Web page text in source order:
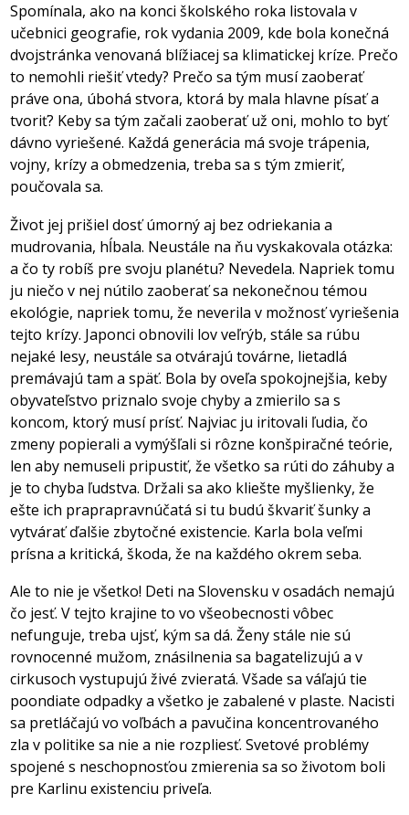
Spomínala, ako na konci školského roka listovala v
učebnici geografie, rok vydania 2009, kde bola konečná
dvojstránka venovaná blížiacej sa klimatickej kríze. Prečo
to nemohli riešiť vtedy? Prečo sa tým musí zaoberať
práve ona, úbohá stvora, ktorá by mala hlavne písať a
tvoriť? Keby sa tým začali zaoberať už oni, mohlo to byť
dávno vyriešené. Každá generácia má svoje trápenia,
vojny, krízy a obmedzenia, treba sa s tým zmieriť,
poučovala sa.
Život jej prišiel dosť úmorný aj bez odriekania a
mudrovania, hĺbala. Neustále na ňu vyskakovala otázka:
a čo ty robíš pre svoju planétu? Nevedela. Napriek tomu
ju niečo v nej nútilo zaoberať sa nekonečnou témou
ekológie, napriek tomu, že neverila v možnosť vyriešenia
tejto krízy. Japonci obnovili lov veľrýb, stále sa rúbu
nejaké lesy, neustále sa otvárajú továrne, lietadlá
premávajú tam a späť. Bola by oveľa spokojnejšia, keby
obyvateľstvo priznalo svoje chyby a zmierilo sa s
koncom, ktorý musí prísť. Najviac ju iritovali ľudia, čo
zmeny popierali a vymýšľali si rôzne konšpiračné teórie,
len aby nemuseli pripustiť, že všetko sa rúti do záhuby a
je to chyba ľudstva. Držali sa ako kliešte myšlienky, že
ešte ich praprapravnúčatá si tu budú škvariť šunky a
vytvárať ďalšie zbytočné existencie. Karla bola veľmi
prísna a kritická, škoda, že na každého okrem seba.
Ale to nie je všetko! Deti na Slovensku v osadách nemajú
čo jesť. V tejto krajine to vo všeobecnosti vôbec
nefunguje, treba ujsť, kým sa dá. Ženy stále nie sú
rovnocenné mužom, znásilnenia sa bagatelizujú a v
cirkusoch vystupujú živé zvieratá. Všade sa váľajú tie
poondiate odpadky a všetko je zabalené v plaste. Nacisti
sa pretláčajú vo voľbách a pavučina koncentrovaného
zla v politike sa nie a nie rozpliesť. Svetové problémy
spojené s neschopnosťou zmierenia sa so životom boli
pre Karlinu existenciu priveľa.